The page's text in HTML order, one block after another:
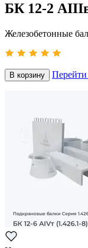
БК 12-2
Железобетонные
В корзину Перейти